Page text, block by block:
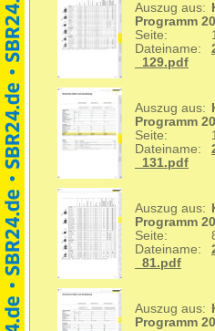
Auszug aus:
Programm
Seite:
Dateiname:
_129.pdf
Auszug aus:
Programm
Seite:
Dateiname:
_131.pdf
Auszug aus:
Programm
Seite:
Dateiname:
_81.pdf
Auszug aus:
Programm